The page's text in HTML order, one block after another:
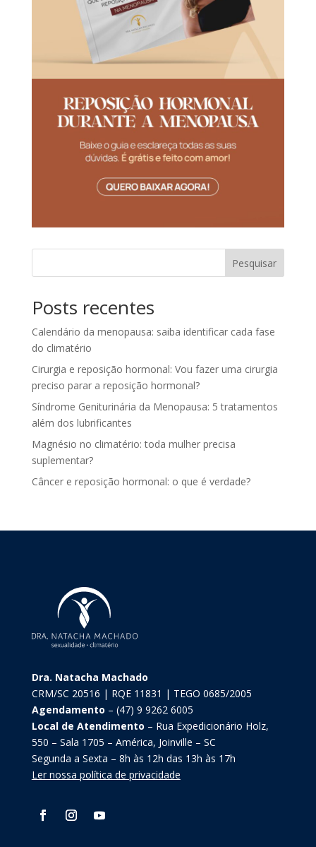
Pesquisar
Posts recentes
Calendário da menopausa: saiba identificar cada fase
do climatério
Cirurgia e reposição hormonal: Vou fazer uma cirurgia
preciso parar a reposição hormonal?
Síndrome Geniturinária da Menopausa: 5 tratamentos
além dos lubrificantes
Magnésio no climatério: toda mulher precisa
suplementar?
Câncer e reposição hormonal: o que é verdade?
Dra. Natacha Machado
CRM/SC 20516 | RQE 11831 | TEGO 0685/2005
Agendamento – (47) 9 9262 6005
Local de Atendimento – Rua Expedicionário Holz,
550 – Sala 1705 – América, Joinville – SC
Segunda a Sexta – 8h às 12h das 13h às 17h
Ler nossa política de privacidade